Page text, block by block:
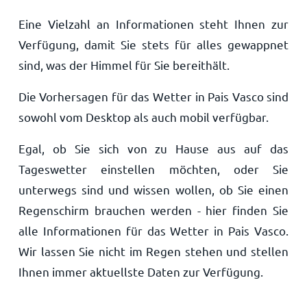
Eine Vielzahl an Informationen steht Ihnen zur
Verfügung, damit Sie stets für alles gewappnet
sind, was der Himmel für Sie bereithält.
Die Vorhersagen für das Wetter in Pais Vasco sind
sowohl vom Desktop als auch mobil verfügbar.
Egal, ob Sie sich von zu Hause aus auf das
Tageswetter einstellen möchten, oder Sie
unterwegs sind und wissen wollen, ob Sie einen
Regenschirm brauchen werden - hier finden Sie
alle Informationen für das Wetter in Pais Vasco.
Wir lassen Sie nicht im Regen stehen und stellen
Ihnen immer aktuellste Daten zur Verfügung.